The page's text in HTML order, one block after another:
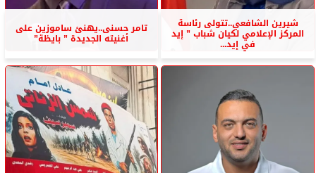
شيرين الشافعي..تتولى رئاسة
المركز الإعلامي لكيان شباب ” إيد
في إيد...
تامر حسنى..يهنئ ساموزين على
أغنيته الجديدة ” بايظة”